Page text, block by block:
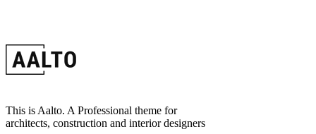
This is Aalto. A Professional theme for
architects, construction and interior designers